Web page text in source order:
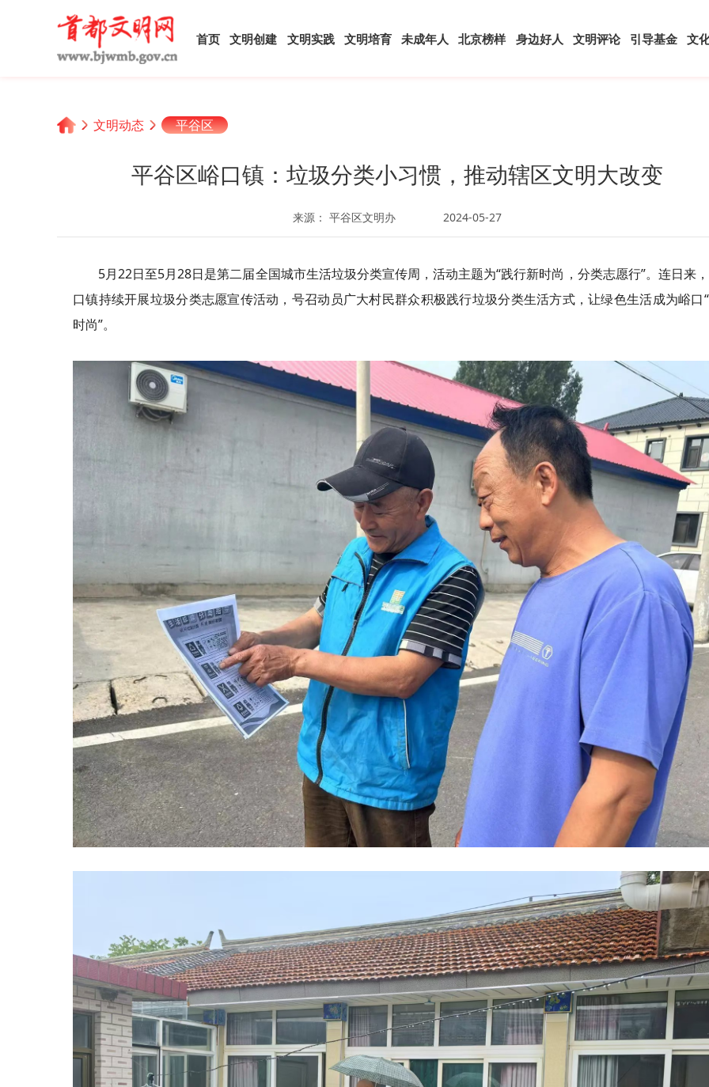
首页 文明创建 文明实践 文明培育 未成年人 北京榜样 身边好人 文明评论 引导基金 文
文明动态 平谷区
平谷区峪口镇：垃圾分类小习惯，推动辖区文明大改变
来源： 平谷区文明办 2024-05-27
5月22日至5月28日是第二届全国城市生活垃圾分类宣传周，活动主题为“践行新时尚，分类志愿行”。连日来
口镇持续开展垃圾分类志愿宣传活动，号召动员广大村民群众积极践行垃圾分类生活方式，让绿色生活成为峪口
时尚”。